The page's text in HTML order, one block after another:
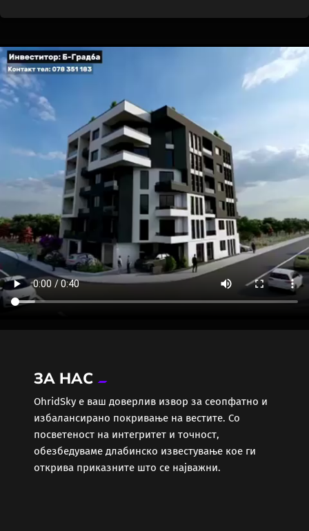
ЗА НАС
ОhridSky е ваш доверлив извор за сеопфатно и
избалансирано покривање на вестите. Со
посветеност на интегритет и точност,
обезбедуваме длабинско известување кое ги
открива приказните што се најважни.